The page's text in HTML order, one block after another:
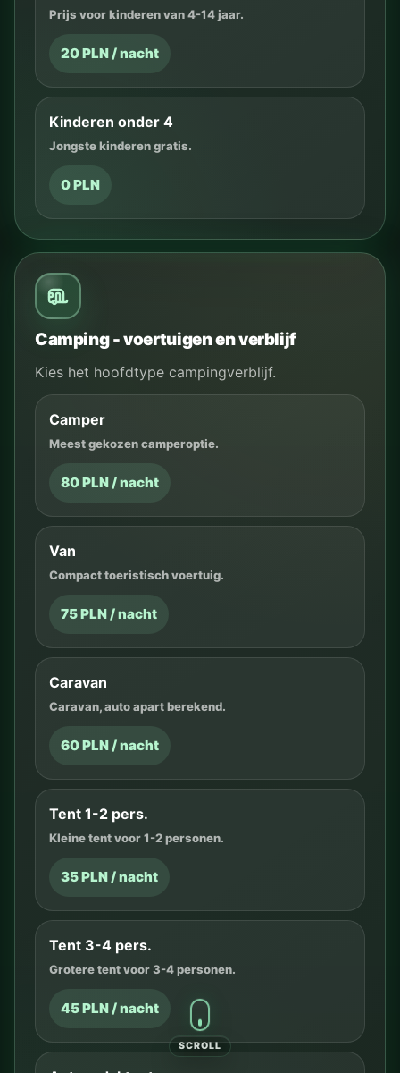
Prijs voor kinderen van 4-14 jaar.
20 PLN / nacht
Kinderen onder 4
Jongste kinderen gratis.
0 PLN
Camping - voertuigen en verblijf
Kies het hoofdtype campingverblijf.
Camper
Meest gekozen camperoptie.
80 PLN / nacht
Van
Compact toeristisch voertuig.
75 PLN / nacht
Caravan
Caravan, auto apart berekend.
60 PLN / nacht
Tent 1-2 pers.
Kleine tent voor 1-2 personen.
35 PLN / nacht
Tent 3-4 pers.
Grotere tent voor 3-4 personen.
45 PLN / nacht
SCROLL